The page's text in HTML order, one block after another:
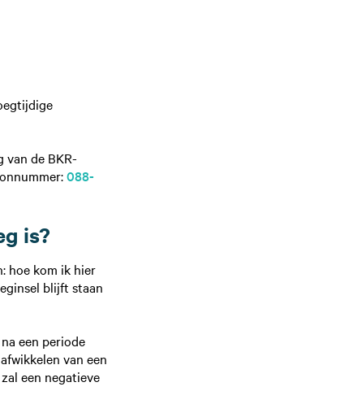
de BKR-
088-
is?
hoe kom ik hier
blijft staan
een periode
van een
een negatieve